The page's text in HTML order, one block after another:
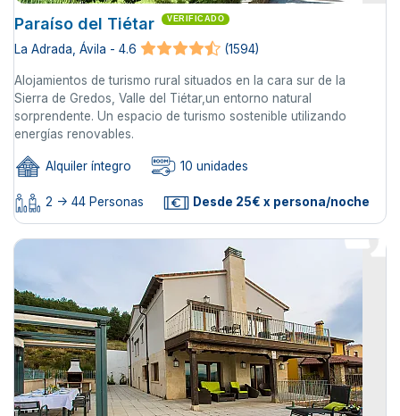
Paraíso del Tiétar VERIFICADO
La Adrada, Ávila - 4.6 (1594)
Alojamientos de turismo rural situados en la cara sur de la
Sierra de Gredos, Valle del Tiétar,un entorno natural
sorprendente. Un espacio de turismo sostenible utilizando
energías renovables.
Alquiler íntegro 10 unidades
2 -> 44 Personas Desde 25€ x persona/noche